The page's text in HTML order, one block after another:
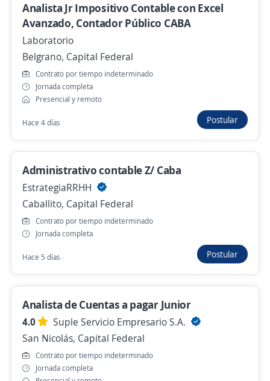
4,3
Adecco Argentina S.A.
Monserrat, Capital Federal
Hace 9 horas
Analista Atencion Al Cliente
4,1
Pullmen RRHH
Saavedra, Capital Federal
Presencial y remoto
Analista de costos
4,3
ManpowerGroup
Mataderos, Capital Federal
Hace 10 horas
Anterior Siguiente
Nuevas ofertas de empleo
Analista Jr Impositivo Contable con Excel
Avanzado, Contador Público CABA
Laboratorio
Belgrano, Capital Federal
Contrato por tiempo indeterminado
Jornada completa
Presencial y remoto
Hace 4 días Postular
Administrativo contable Z/ Caba
EstrategiaRRHH
Caballito, Capital Federal
Contrato por tiempo indeterminado
Jornada completa
Hace 5 días Postular
Analista de Cuentas a pagar Junior
4.0
Suple Servicio Empresario S.A.
San Nicolás, Capital Federal
Contrato por tiempo indeterminado
Jornada completa